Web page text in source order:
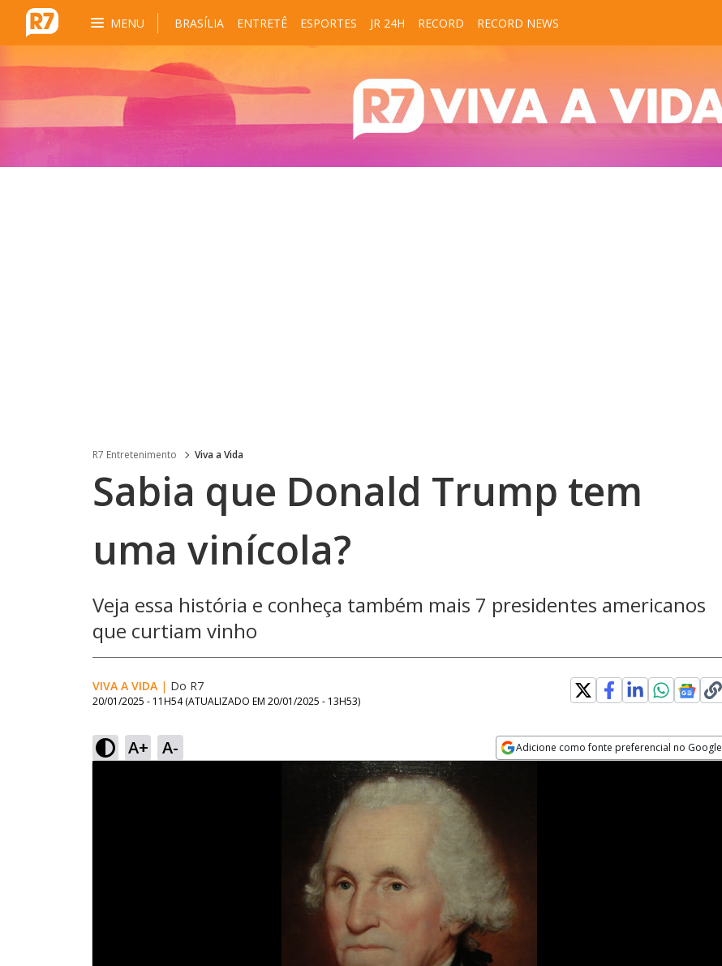
MENU BRASÍLIA ENTRETÊ ESPORTES JR 24H RECORD RECORD NEWS
R7 Entretenimento Viva a Vida
Sabia que Donald Trump tem
uma vinícola?
Veja essa história e conheça também mais 7 presidentes americanos
que curtiam vinho
VIVA A VIDA | Do R7
20/01/2025 - 11H54 (ATUALIZADO EM 20/01/2025 - 13H53)
A+ A- Adicione como fonte preferencial no Google